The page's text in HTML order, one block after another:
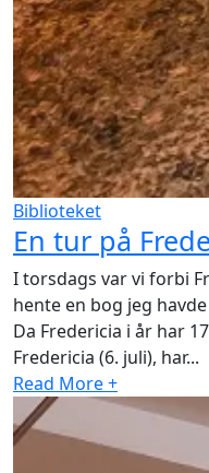
Biblioteket
En tur på
I torsdags var vi forbi
hente en bog jeg
Da Fredericia i år har
Fredericia (6. juli), har...
Read More +